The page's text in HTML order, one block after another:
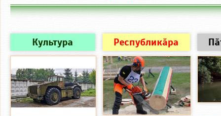
Культура Республикӑра